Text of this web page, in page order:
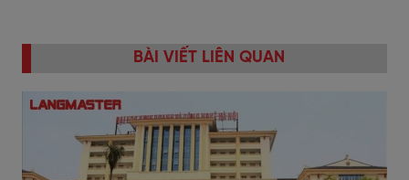
BÀI VIẾT LIÊN QUAN